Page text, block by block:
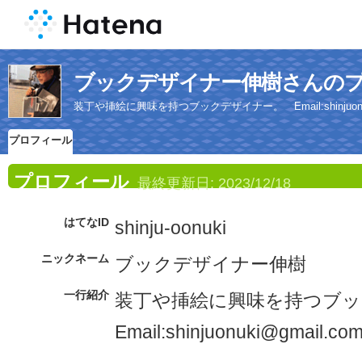
ブックデザイナー伸樹さんの
装丁や挿絵に興味を持つブックデザイナー。
プロフィール
プロフィール 最終更新日: 2023/12/18
はてなID shinju-oonuki
ニックネーム ブックデザイナー伸樹
一行紹介 装丁や挿絵に興味を持つブ